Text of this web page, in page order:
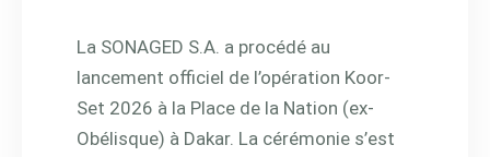
La SONAGED S.A. a procédé au
lancement officiel de l’opération Koor-
Set 2026 à la Place de la Nation (ex-
Obélisque) à Dakar. La cérémonie s’est